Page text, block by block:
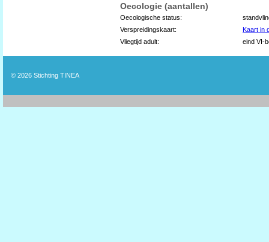
Oecologie (aantallen)
Oecologische status:
Verspreidingskaart:
Kaart in
Vliegtijd adult:
eind VI-
© 2026 Stichting TINEA